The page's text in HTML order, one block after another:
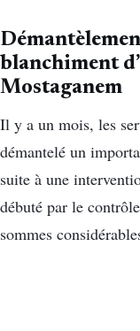
blanchiment
Mostaganem
Il y a un mois, les
démantelé un
suite à une
débuté par le
sommes